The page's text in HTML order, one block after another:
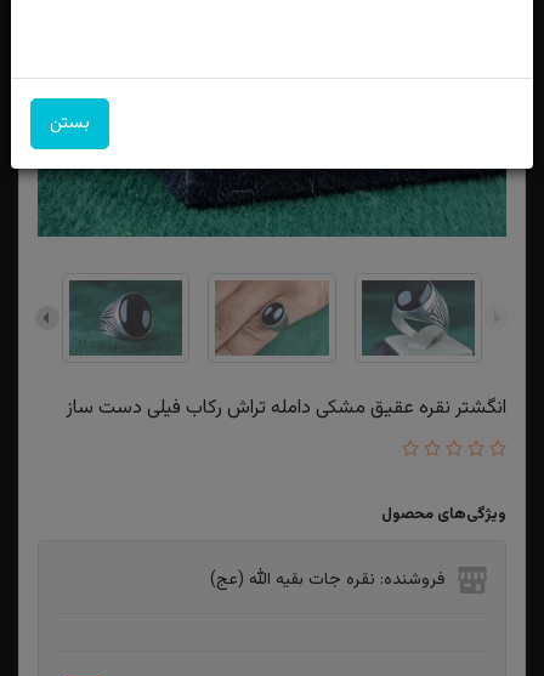
انگشتر نقره عقیق مشکی دامله تراش رکاب فیلی دست ساز
ویژگی‌های محصول
فروشنده: نقره جات بقیه الله (عج)
بستن